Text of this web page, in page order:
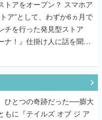
をオープン？ スマホア
ア”として、わずか6ヵ月で
チを行った発見型ストア
ナ！』仕掛け人に話を聞い
ひとつの奇跡だった──膨大
もに『テイルズ オブ ジ ア